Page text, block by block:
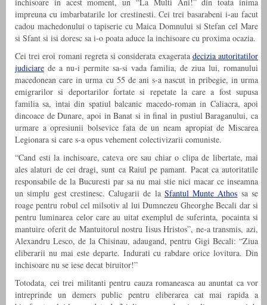
inchisoare in acest moment, un “La Multi Ani!” din toata inima
impreuna cu imbarbatarile lor crestinesti. Cei trei basarabeni i-au facut
cadou machedonului o tapiserie cu Maica Domnului si Stefan cel Mare
si Sfant si isi doresc sa i-o poata aduce la inchisoare cu proxima ocazia.
Cei trei eroi romani regreta si considerata exagerata decizia autoritatilor
judiciare de a nu-i permite sa-si vada familia, de ziua lui, romanului
macedonean care in urma cu 55 de ani s-a nascut in pribegie, in urma
emigrarilor si deportarilor fortate si repetate la care a fost supusa
familia sa, intai din spatiul balcanic macedo-roman in Caliacra, apoi
dincoace de Dunare, apoi in Banat si in final in pustiul Baraganului, ca
urmare a opresiunii bolsevice fata de un neam apropiat de Miscarea
Legionara si care s-a opus vehement colectivizarii comuniste.
“Cand esti la inchisoare, cateva ore sau chiar o clipa de libertate, mai
ales alaturi de cei dragi, sunt ca Raiul pe pamant. Pacat ca autoritatile
responsabile de la Bucuresti par sa nu mai stie nici macar ce inseamna
un simplu gest crestinesc. Calugarii de la Sfantul Munte Athos sa se
roage pentru robul cel milsotiv al lui Dumnezeu Gheorghe Becali dar si
pentru luminarea celor care au uitat exemplul de suferinta, pocainta si
mantuire oferit de Mantuitorul nostru Iisus Hristos”, ne-a transmis, azi,
Alexandru Lesco, de la Chisinau, adaugand, pentru Gigi Becali: “Ziua
eliberarii nu mai este departe. Indurati cu rabdare orice lovitura. Din
inchisoare nu se iese decat biruitor!”
Totodata, cei trei militanti pentru cauza romaneasca au anuntat ca vor
intreprinde un demers public pentru eliberarea cat mai rapida a